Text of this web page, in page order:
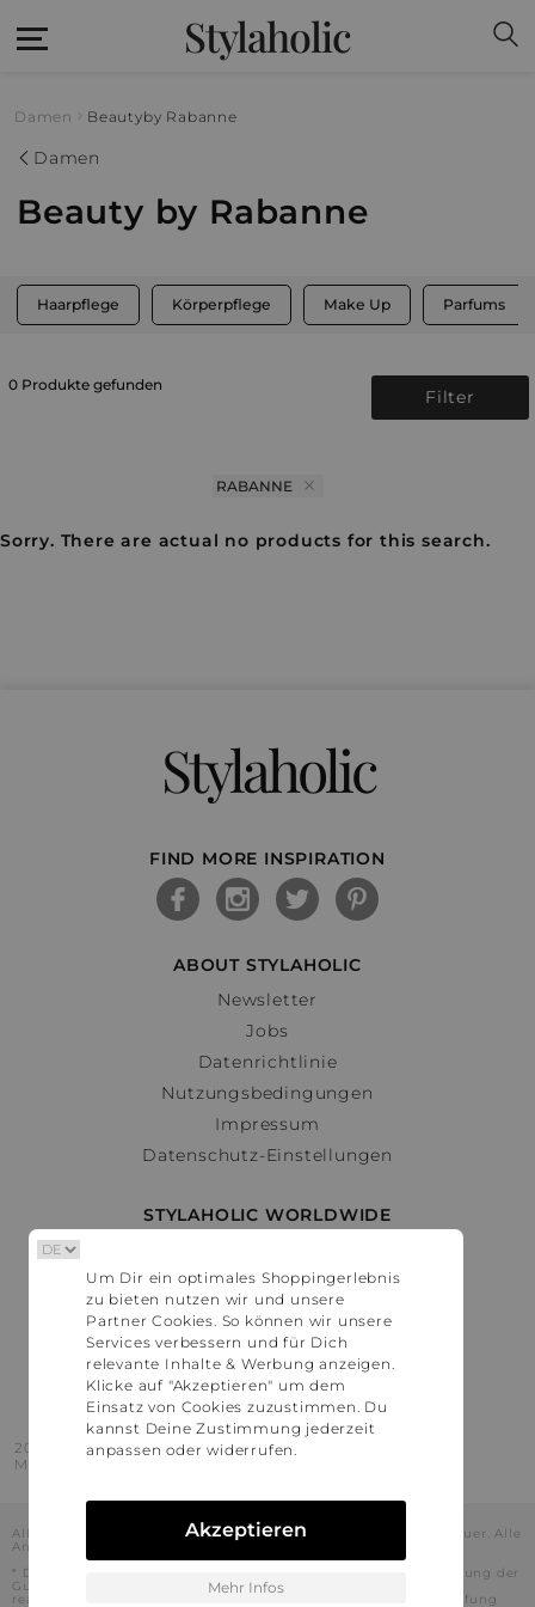
Stylaholic
Damen Beautyby Rabanne
Damen
Beauty by Rabanne
Haarpflege Körperpflege Make Up Parfums
0 Produkte gefunden
Filter
RABANNE
Sorry. There are actual no products for this search.
Stylaholic
FIND MORE INSPIRATION
ABOUT STYLAHOLIC
Newsletter
Jobs
Datenrichtlinie
Nutzungsbedingungen
Impressum
Datenschutz-Einstellungen
STYLAHOLIC WORLDWIDE
Österreich
Schweiz
France
United States
2016 - 2026 © Stylaholic.
Made for you with love in munich.
Alle Preise inkl. der jeweils geltenden gesetzlichen Mehrwertsteuer. Alle
Angaben ohne Gewähr.
* Die angezeigten Preise beinhalten Rabatte, die durch die Nutzung der
Gutschein-Codes auf den Seiten unserer Partner voraussichtlich
realisiert werden können. Stylaholic führt keine vollständige Prüfung
Um Dir ein optimales Shoppingerlebnis
zu bieten nutzen wir und unsere
Partner Cookies. So können wir unsere
Services verbessern und für Dich
relevante Inhalte & Werbung anzeigen.
Klicke auf "Akzeptieren" um dem
Einsatz von Cookies zuzustimmen. Du
kannst Deine Zustimmung jederzeit
anpassen oder widerrufen.
Akzeptieren
Mehr Infos